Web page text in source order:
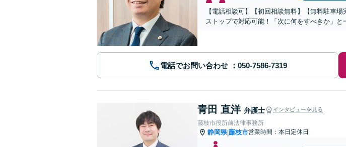
【電話相談可】【初回相談無料】【無料駐車
ストップで対応可能！「次に何をすべきか」
電話でお問い合わせ
青田 直洋 弁護士 インタビューを見る
藤枝市役所前法律事務所
静岡県|藤枝市営業時間：本日定休日